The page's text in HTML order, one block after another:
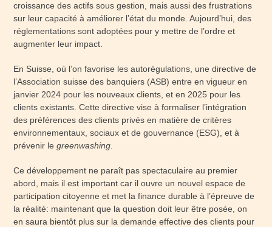
croissance des actifs sous gestion, mais aussi des frustrations
sur leur capacité à améliorer l’état du monde. Aujourd’hui, des
réglementations sont adoptées pour y mettre de l’ordre et
augmenter leur impact.
En Suisse, où l’on favorise les autorégulations, une directive de
l’Association suisse des banquiers (ASB) entre en vigueur en
janvier 2024 pour les nouveaux clients, et en 2025 pour les
clients existants. Cette directive vise à formaliser l’intégration
des préférences des clients privés en matière de critères
environnementaux, sociaux et de gouvernance (ESG), et à
prévenir legreenwashing
Ce développement ne paraît pas spectaculaire au premier
abord, mais il est important car il ouvre un nouvel espace de
participation citoyenne et met la finance durable à l’épreuve de
la réalité: maintenant que la question doit leur être posée, on
en saura bientôt plus sur la demande effective des clients pour